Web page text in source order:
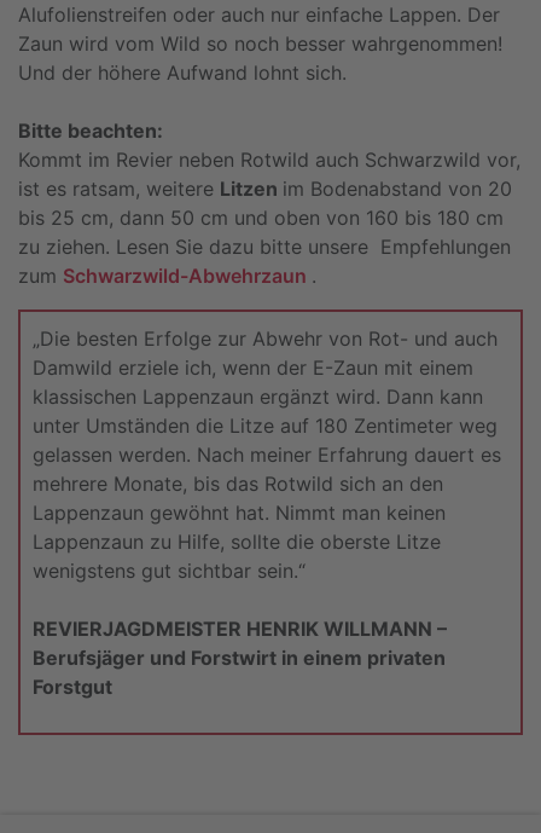
Alufolienstreifen oder auch nur einfache Lappen. Der
Zaun wird vom Wild so noch besser wahrgenommen!
Und der höhere Aufwand lohnt sich.
Bitte beachten:
Kommt im Revier neben Rotwild auch Schwarzwild vor,
ist es ratsam, weitere Litzen im Bodenabstand von 20
bis 25 cm, dann 50 cm und oben von 160 bis 180 cm
zu ziehen. Lesen Sie dazu bitte unsere Empfehlungen
zum Schwarzwild-Abwehrzaun .
„Die besten Erfolge zur Abwehr von Rot- und auch
Damwild erziele ich, wenn der E-Zaun mit einem
klassischen Lappenzaun ergänzt wird. Dann kann
unter Umständen die Litze auf 180 Zentimeter weg
gelassen werden. Nach meiner Erfahrung dauert es
mehrere Monate, bis das Rotwild sich an den
Lappenzaun gewöhnt hat. Nimmt man keinen
Lappenzaun zu Hilfe, sollte die oberste Litze
wenigstens gut sichtbar sein.“
REVIERJAGDMEISTER HENRIK WILLMANN –
Berufsjäger und Forstwirt in einem privaten
Forstgut